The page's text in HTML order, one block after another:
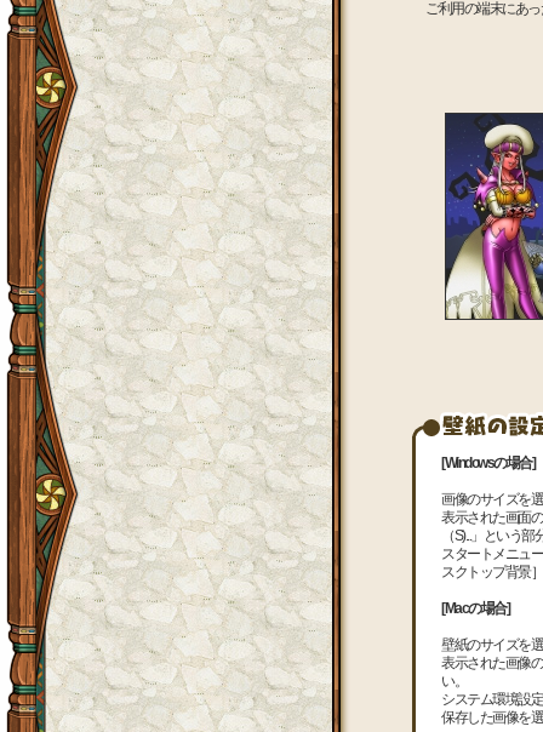
ご利用の端末にあ
[Windowsの場合]
画像のサイズを
表示された画面
（S)...」という
スタートメニュ
スクトップ背景
[Macの場合]
壁紙のサイズを
表示された画像
い。
システム環境設
保存した画像を